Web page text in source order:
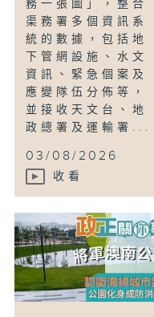
務一張圖」，整合
渠務署多個資訊系
統的數據，包括地
下管網設施、水文
資訊、緊急個案及
應變隊伍分佈等，
並接收天文台、地
政總署及運輸署...
03/08/2026
收看